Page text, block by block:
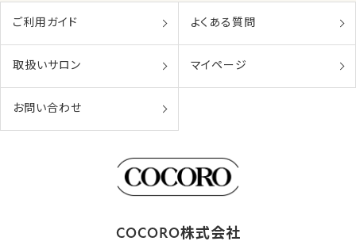
ご利用ガイド よくある質問
取扱いサロン マイページ
お問い合わせ
COCORO株式会社